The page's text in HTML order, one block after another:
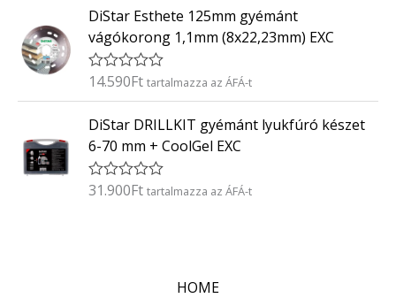
/
5
é
e
l
s
:
/
5
DiStar Esthete 125mm gyémánt
vágókorong 1,1mm (8x22,23mm) EXC
É
é
k
e
l
é
s
14.590Ft tartalmazza az ÁFÁ-t
DiStar DRILLKIT gyémánt lyukfúró készet
6-70 mm + CoolGel EXC
É
31.900Ft tartalmazza az ÁFÁ-t
HOME